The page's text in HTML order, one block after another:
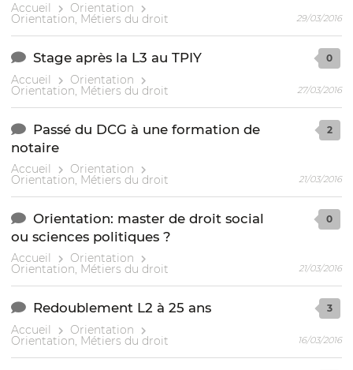
Accueil Orientation
Orientation, Métiers du droit 29/03/2016
Stage après la L3 au TPIY
Accueil Orientation
Orientation, Métiers du droit
0
27/03/2016
Passé du DCG à une formation de
notaire
Accueil Orientation
Orientation, Métiers du droit
2
21/03/2016
Orientation: master de droit social
ou sciences politiques ?
Accueil Orientation
Orientation, Métiers du droit
0
21/03/2016
Redoublement L2 à 25 ans
Accueil Orientation
Orientation, Métiers du droit
3
16/03/2016